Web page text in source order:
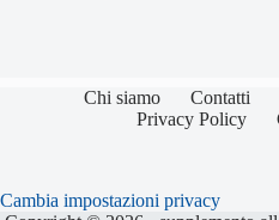
Chi siamo Contatti
Privacy Policy
Cambia impostazioni privacy